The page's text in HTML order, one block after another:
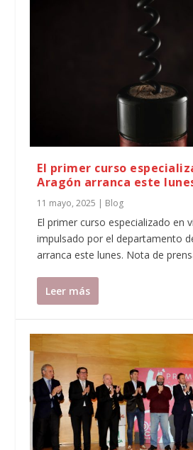
El primer curso
Aragón arranca este
11 mayo, 2025 | Blog
El primer curso especializado en
impulsado por el departamento
arranca este lunes. Nota de
Leer más